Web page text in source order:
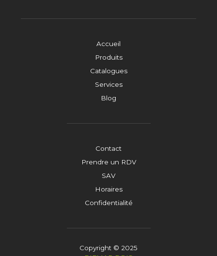
Accueil
Produits
Catalogues
Services
Blog
Contact
Prendre un RDV
SAV
Horaires
Confidentialité
Copyright © 2025